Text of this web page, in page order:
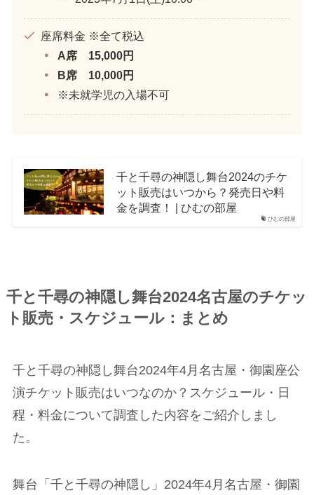
座席料金 ※全て税込
A席 15,000円
B席 10,000円
※未就学児の入場不可
ひむの部屋
千と千尋の神隠し舞台2024のチケ
ット販売はいつから？発売日や料
金を調査！ | ひむの部屋
千と千尋の神隠し舞台2024名古屋のチケッ
ト販売・スケジュール：まとめ
千と千尋の神隠し舞台2024年4月名古屋・御園座公
演チケット販売はいつなのか？スケジュール・日
程・料金について調査した内容をご紹介しまし
た。
舞台「千と千尋の神隠し」2024年4月名古屋・御園